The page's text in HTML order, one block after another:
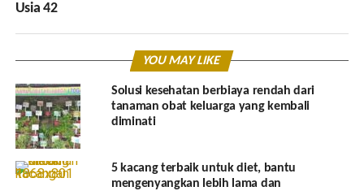
Usia 42
YOU MAY LIKE
Solusi kesehatan berbiaya rendah dari
tanaman obat keluarga yang kembali
diminati
5 kacang terbaik untuk diet, bantu
mengenyangkan lebih lama dan